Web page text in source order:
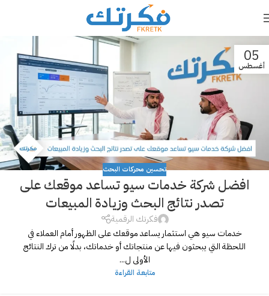
05
أغسطس
تحسين محركات البحث
افضل شركة خدمات سيو تساعد موقعك على
تصدر نتائج البحث وزيادة المبيعات
فكرتك الرقمية
خدمات سيو هي استثمار يساعد موقعك على الظهور أمام العملاء في
اللحظة التي يبحثون فيها عن منتجاتك أو خدماتك، بدلًا من ترك النتائج
الأولى ل...
متابعة القراءة